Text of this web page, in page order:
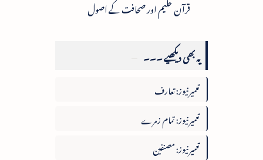
قرآن حکیم اور صحافت کے اصول
یہ بھی دیکھیے ۔۔۔
تعمیرنیوز: تعارف
تعمیرنیوز: تمام زمرے
تعمیرنیوز: مصنفین